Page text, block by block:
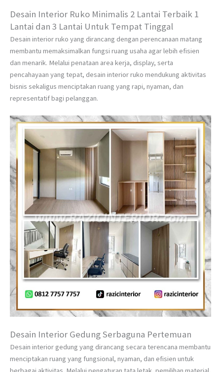
Desain Interior Ruko Minimalis 2 Lantai Terbaik 1
Lantai dan 3 Lantai Untuk Tempat Tinggal
Desain interior ruko yang dirancang dengan perencanaan matang
membantu memaksimalkan fungsi ruang usaha agar lebih efisien
dan menarik. Melalui penataan area kerja, display, serta
pencahayaan yang tepat, desain interior ruko mendukung aktivitas
bisnis sekaligus menciptakan ruang yang rapi, nyaman, dan
representatif bagi pelanggan.
Desain Interior Gedung Serbaguna Pertemuan
Desain interior gedung yang dirancang secara terencana membantu
menciptakan ruang yang fungsional, nyaman, dan efisien untuk